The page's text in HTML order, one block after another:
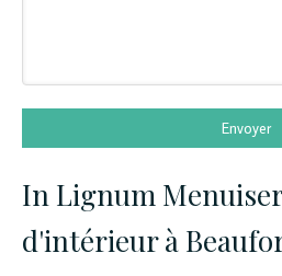
Envoyer
In Lignum
d'intérieur à